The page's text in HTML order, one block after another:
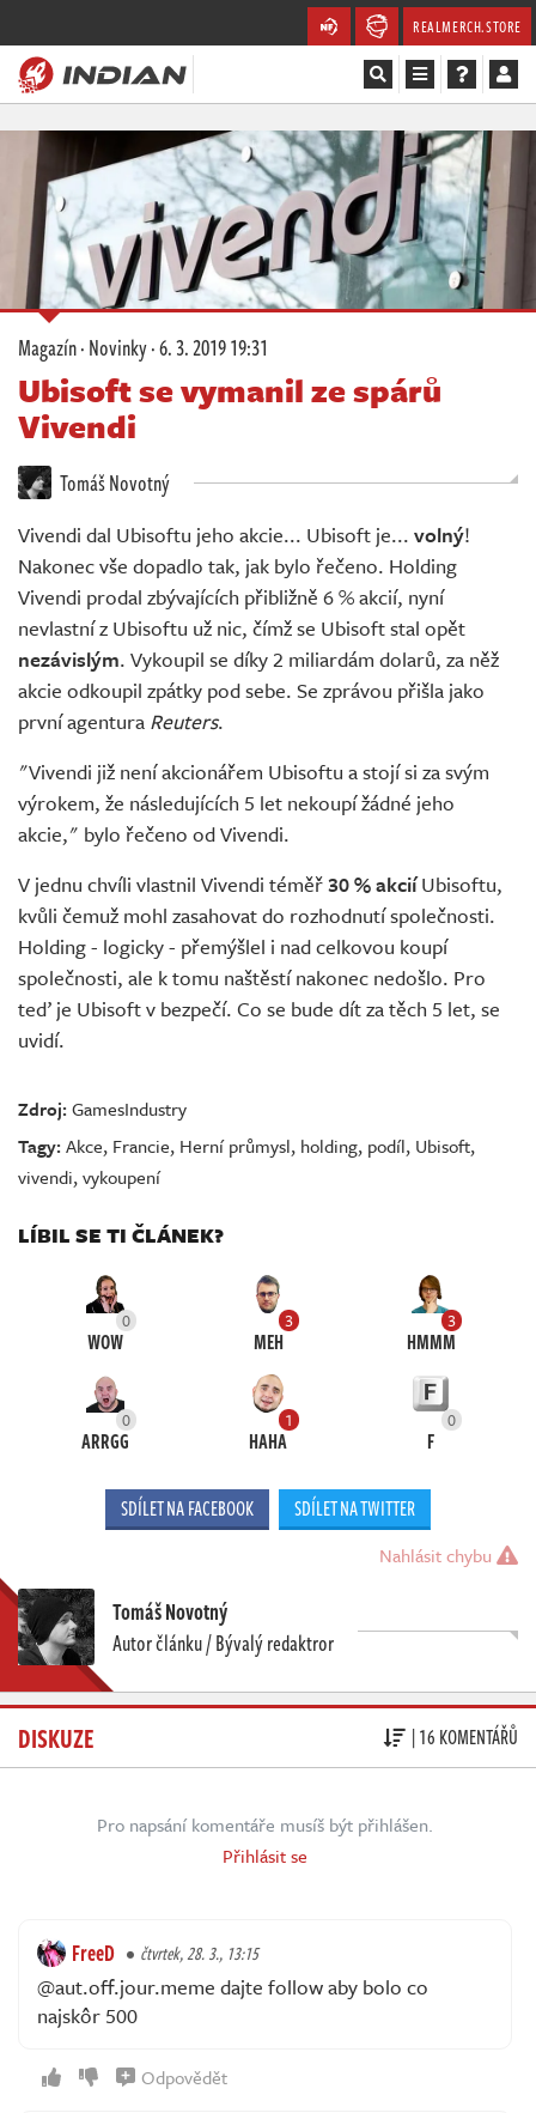
REALMERCH.STORE
Magazín
Recenze
Videa
Soutěže
Databáze
Komunita
Redakce
Živě
Magazín·Novinky·6. 3. 2019 19:31
Ubisoft se vymanil ze spárů
Vivendi
Tomáš Novotný
Vivendi dal Ubisoftu jeho akcie... Ubisoft je... volný!
Nakonec vše dopadlo tak, jak bylo řečeno. Holding
Vivendi prodal zbývajících přibližně 6 % akcií, nyní
nevlastní z Ubisoftu už nic, čímž se Ubisoft stal opět
nezávislým. Vykoupil se díky 2 miliardám dolarů, za něž
akcie odkoupil zpátky pod sebe. Se zprávou přišla jako
první agentura Reuters.
"Vivendi již není akcionářem Ubisoftu a stojí si za svým
výrokem, že následujících 5 let nekoupí žádné jeho
akcie," bylo řečeno od Vivendi.
V jednu chvíli vlastnil Vivendi téměř30 % akciíUbisoftu,
kvůli čemuž mohl zasahovat do rozhodnutí společnosti.
Holding - logicky - přemýšlel i nad celkovou koupí
společnosti, ale k tomu naštěstí nakonec nedošlo. Pro
teď je Ubisoft v bezpečí. Co se bude dít za těch 5 let, se
uvidí.
Zdroj:GamesIndustry
Tagy:Akce, Francie, Herní průmysl, holding, podíl, Ubisoft,
vivendi,vykoupení
LÍBIL SE TI ČLÁNEK?
0
WOW
3
MEH
3
HMMM
0
ARRGG
1
HAHA
0
F
SDÍLET NA FACEBOOK SDÍLET NA TWITTER
Nahlásit chybu
Tomáš Novotný
Autor článku / Bývalý redaktror
DISKUZE | 16 KOMENTÁŘŮ
Pro napsání komentáře musíš být přihlášen.
Přihlásit se
FreeD čtvrtek, 28. 3., 13:15
@aut.off.jour.meme dajte follow aby bolo co
najskôr 500
Odpovědět